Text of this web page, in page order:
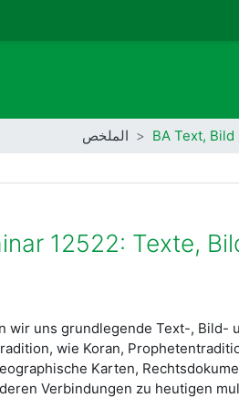
BA Text, الملخص
12522: Texte,
wir uns grundlegende Text-, Bild-
wie Koran,
Karten,
Verbindungen zu heutigen